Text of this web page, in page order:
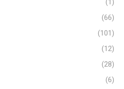
(1)
(66)
(101)
(12)
(28)
(6)